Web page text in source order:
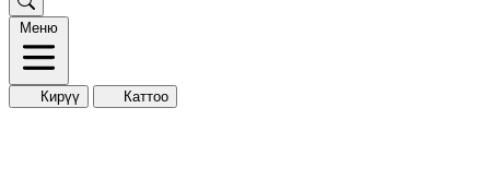
Меню
Кирүү Каттоо